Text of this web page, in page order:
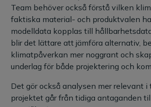
Team behöver också förstå vilken
faktiska material- och produktvalen
modelldata kopplas till
blir det lättare att jämföra alternativ,
klimatpåverkan mer noggrant och
underlag för både projektering och
Det gör också analysen mer relevant
projektet går från tidiga antaganden